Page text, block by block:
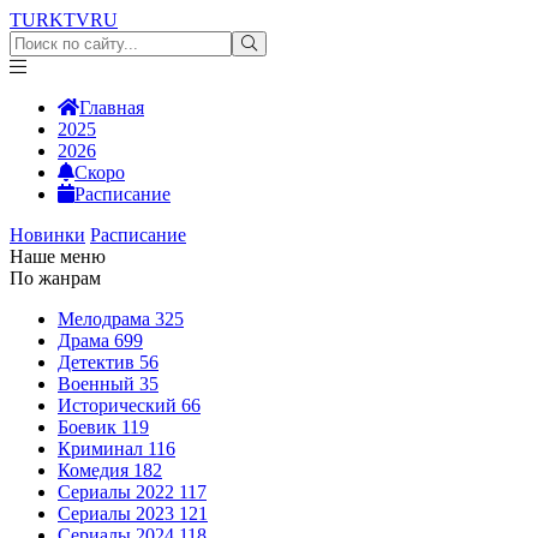
TURKTVRU
Главная
2025
2026
Скоро
Расписание
Новинки Расписание
Наше меню
По жанрам
Мелодрама 325
Драма 699
Детектив 56
Военный 35
Исторический 66
Боевик 119
Криминал 116
Комедия 182
Сериалы 2022 117
Сериалы 2023 121